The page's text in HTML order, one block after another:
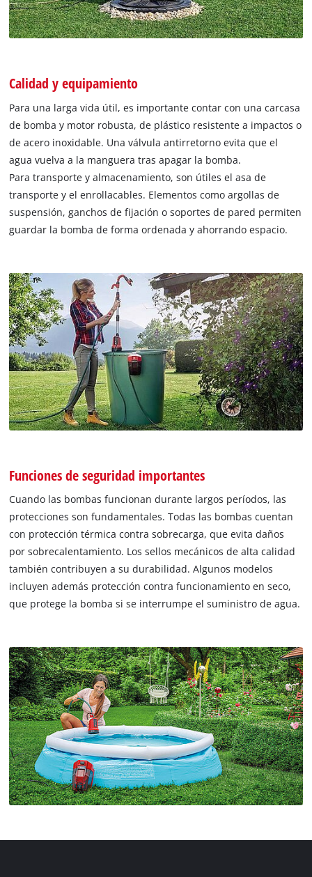
Calidad y equipamiento
Para una larga vida útil, es importante contar con una carcasa
de bomba y motor robusta, de plástico resistente a impactos o
de acero inoxidable. Una válvula antirretorno evita que el
agua vuelva a la manguera tras apagar la bomba.
Para transporte y almacenamiento, son útiles el asa de
transporte y el enrollacables. Elementos como argollas de
suspensión, ganchos de fijación o soportes de pared permiten
guardar la bomba de forma ordenada y ahorrando espacio.
Funciones de seguridad importantes
Cuando las bombas funcionan durante largos períodos, las
protecciones son fundamentales. Todas las bombas cuentan
con protección térmica contra sobrecarga, que evita daños
por sobrecalentamiento. Los sellos mecánicos de alta calidad
también contribuyen a su durabilidad. Algunos modelos
incluyen además protección contra funcionamiento en seco,
que protege la bomba si se interrumpe el suministro de agua.